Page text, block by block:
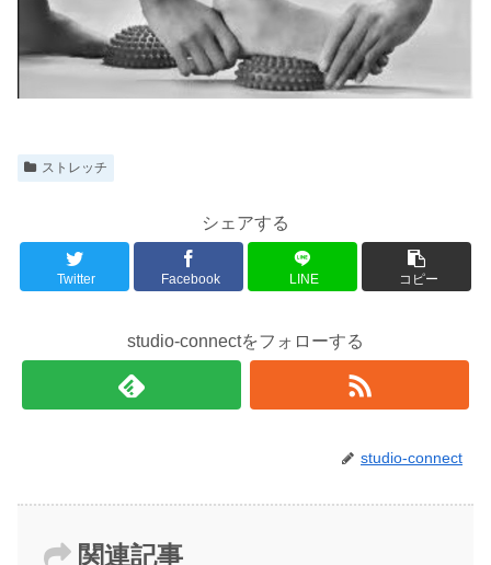
ストレッチ
シェアする
Twitter Facebook LINE コピー
studio-connectをフォローする
studio-connect
関連記事